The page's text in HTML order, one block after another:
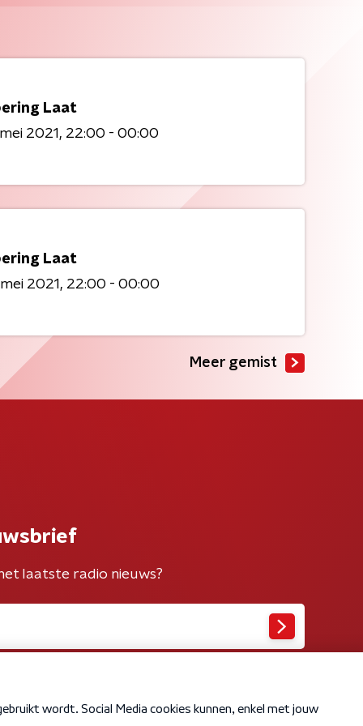
Laat
2021
22:00 - 00:00
Laat
2021
22:00 - 00:00
Meer gemist
laatste radio nieuws?